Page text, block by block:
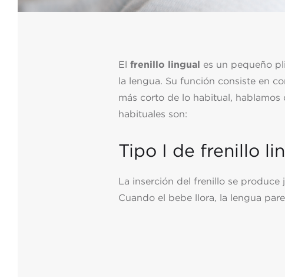
El frenillo lingual es un pequeño
la lengua. Su función consiste en
más corto de lo habitual, hablamos
habituales son:
Tipo I de frenillo
La inserción del frenillo se produce
Cuando el bebe llora, la lengua